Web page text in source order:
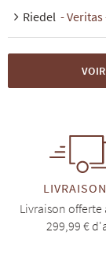
Riedel -
Livraison offerte
299,99 €